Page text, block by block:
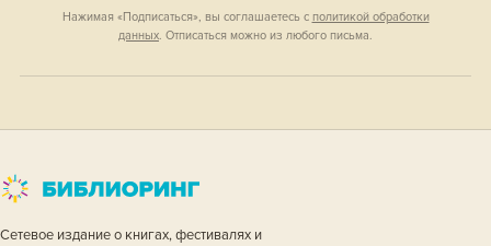
Нажимая «Подписаться», вы соглашаетесь с политикой обработки
данных. Отписаться можно из любого письма.
Сетевое издание о книгах, фестивалях и